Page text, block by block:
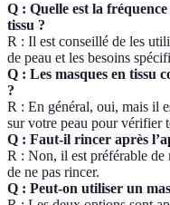
Q : Quelle est la
tissu ?
R : Il est conseillé de les
de peau et les besoins
Q : Les masques en tissu
?
R : En général, oui, mais il
sur votre peau pour vérifier
Q : Faut-il rincer après
R : Non, il est préférable de
de ne pas rincer.
Q : Peut-on utiliser un